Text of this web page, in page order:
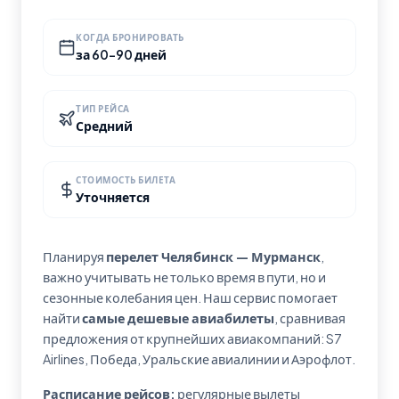
КОГДА БРОНИРОВАТЬ
за 60-90 дней
ТИП РЕЙСА
Средний
СТОИМОСТЬ БИЛЕТА
Уточняется
Планируя перелет Челябинск — Мурманск
важно учитывать не только время в пути, но и
сезонные колебания цен. Наш сервис помогает
найтисамые дешевые авиабилеты , сравнивая
предложения от крупнейших авиакомпаний: S7
Airlines, Победа, Уральские авиалинии и Аэрофлот.
Расписание рейсов: регулярные вылеты